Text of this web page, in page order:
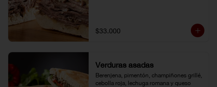
$33.000
Verduras asadas
Berenjena, pimentón, champiñones grillé,
cebolla roja, lechuga romana y queso